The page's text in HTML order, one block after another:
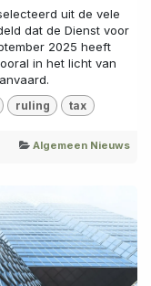
uit de vele
dat de Dienst voor
2025 heeft
in het licht van
ruling tax
Algemeen Nieuws